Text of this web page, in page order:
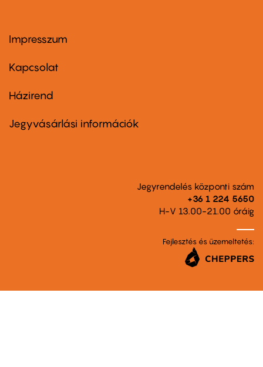
Footer
first
Impresszum
Kapcsolat
Footer
second
Házirend
Jegyvásárlási információk
Jegyrendelés központi szám
+36 1 224 5650
H-V 13.00-21.00 óráig
Fejlesztés és üzemeltetés: